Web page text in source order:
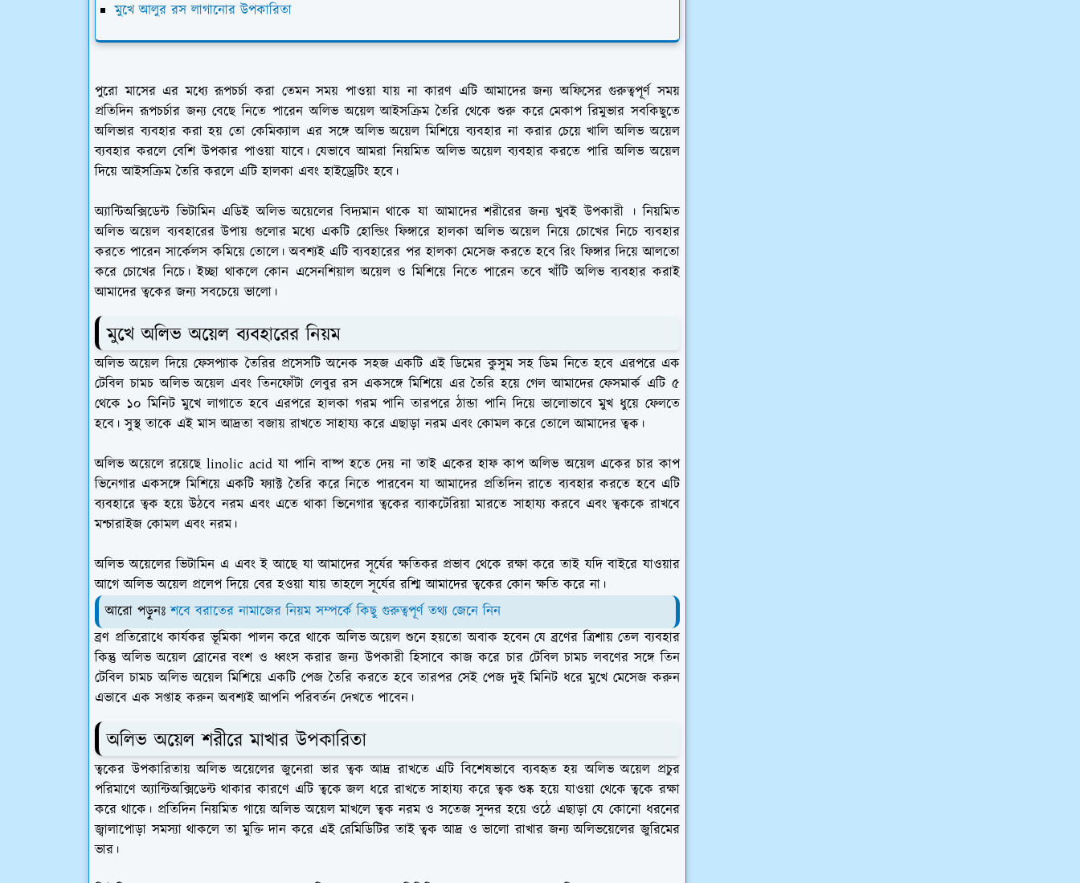
মুখে আলুর রস লাগানোর উপকারিতা
পুরো মাসের এর মধ্যে রূপচর্চা করা তেমন সময় পাওয়া যায় না কারণ এটি আমাদের জন্য অফিসের গুরুত্বপূর্ণ সময়
প্রতিদিন রূপচর্চার জন্য বেছে নিতে পারেন অলিভ অয়েল আইসক্রিম তৈরি থেকে শুরু করে মেকাপ রিমুভার সবকিছুতে
অলিভার ব্যবহার করা হয় তো কেমিক্যাল এর সঙ্গে অলিভ অয়েল মিশিয়ে ব্যবহার না করার চেয়ে খালি অলিভ অয়েল
ব্যবহার করলে বেশি উপকার পাওয়া যাবে। যেভাবে আমরা নিয়মিত অলিভ অয়েল ব্যবহার করতে পারি অলিভ অয়েল
দিয়ে আইসক্রিম তৈরি করলে এটি হালকা এবং হাইড্রেটিং হবে।
অ্যান্টিঅক্সিডেন্ট ভিটামিন এডিই অলিভ অয়েলের বিদ্যমান থাকে যা আমাদের শরীরের জন্য খুবই উপকারী । নিয়মিত
অলিভ অয়েল ব্যবহারের উপায় গুলোর মধ্যে একটি হোল্ডিং ফিঙ্গারে হালকা অলিভ অয়েল নিয়ে চোখের নিচে ব্যবহার
করতে পারেন সার্কেলস কমিয়ে তোলে। অবশ্যই এটি ব্যবহারের পর হালকা মেসেজ করতে হবে রিং ফিঙ্গার দিয়ে আলতো
করে চোখের নিচে। ইচ্ছা থাকলে কোন এসেনশিয়াল অয়েল ও মিশিয়ে নিতে পারেন তবে খাঁটি অলিভ ব্যবহার করাই
আমাদের ত্বকের জন্য সবচেয়ে ভালো।
মুখে অলিভ অয়েল ব্যবহারের নিয়ম
অলিভ অয়েল দিয়ে ফেসপ্যাক তৈরির প্রসেসটি অনেক সহজ একটি এই ডিমের কুসুম সহ ডিম নিতে হবে এরপরে এক
টেবিল চামচ অলিভ অয়েল এবং তিনফোঁটা লেবুর রস একসঙ্গে মিশিয়ে এর তৈরি হয়ে গেল আমাদের ফেসমার্ক এটি ৫
থেকে ১০ মিনিট মুখে লাগাতে হবে এরপরে হালকা গরম পানি তারপরে ঠান্ডা পানি দিয়ে ভালোভাবে মুখ ধুয়ে ফেলতে
হবে। সুস্থ তাকে এই মাস আদ্রতা বজায় রাখতে সাহায্য করে এছাড়া নরম এবং কোমল করে তোলে আমাদের ত্বক।
অলিভ অয়েলে রয়েছে linolic acid যা পানি বাষ্প হতে দেয় না তাই একের হাফ কাপ অলিভ অয়েল একের চার কাপ
ভিনেগার একসঙ্গে মিশিয়ে একটি ফ্যাক্ট তৈরি করে নিতে পারবেন যা আমাদের প্রতিদিন রাতে ব্যবহার করতে হবে এটি
ব্যবহারে ত্বক হয়ে উঠবে নরম এবং এতে থাকা ভিনেগার ত্বকের ব্যাকটেরিয়া মারতে সাহায্য করবে এবং ত্বককে রাখবে
মশ্চারাইজ কোমল এবং নরম।
অলিভ অয়েলের ভিটামিন এ এবং ই আছে যা আমাদের সূর্যের ক্ষতিকর প্রভাব থেকে রক্ষা করে তাই যদি বাইরে যাওয়ার
আগে অলিভ অয়েল প্রলেপ দিয়ে বের হওয়া যায় তাহলে সূর্যের রশ্মি আমাদের ত্বকের কোন ক্ষতি করে না।
আরো পড়ুনঃশবে বরাতের নামাজের নিয়ম সম্পর্কে কিছু গুরুত্বপূর্ণ তথ্য জেনে নিন
ব্রণ প্রতিরোধে কার্যকর ভূমিকা পালন করে থাকে অলিভ অয়েল শুনে হয়তো অবাক হবেন যে ব্রণের ত্রিশায় তেল ব্যবহার
কিন্তু অলিভ অয়েল ব্রোনের বংশ ও ধ্বংস করার জন্য উপকারী হিসাবে কাজ করে চার টেবিল চামচ লবণের সঙ্গে তিন
টেবিল চামচ অলিভ অয়েল মিশিয়ে একটি পেজ তৈরি করতে হবে তারপর সেই পেজ দুই মিনিট ধরে মুখে মেসেজ করুন
এভাবে এক সপ্তাহ করুন অবশ্যই আপনি পরিবর্তন দেখতে পাবেন।
অলিভ অয়েল শরীরে মাখার উপকারিতা
ত্বকের উপকারিতায় অলিভ অয়েলের জুনেরা ভার ত্বক আদ্র রাখতে এটি বিশেষভাবে ব্যবহৃত হয় অলিভ অয়েল প্রচুর
পরিমাণে অ্যান্টিঅক্সিডেন্ট থাকার কারণে এটি ত্বকে জল ধরে রাখতে সাহায্য করে ত্বক শুষ্ক হয়ে যাওয়া থেকে ত্বকে রক্ষা
করে থাকে। প্রতিদিন নিয়মিত গায়ে অলিভ অয়েল মাখলে ত্বক নরম ও সতেজ সুন্দর হয়ে ওঠে এছাড়া যে কোনো ধরনের
জ্বালাপোড়া সমস্যা থাকলে তা মুক্তি দান করে এই রেমিডিটির তাই ত্বক আদ্র ও ভালো রাখার জন্য অলিভয়েলের জুরিমের
ভার।